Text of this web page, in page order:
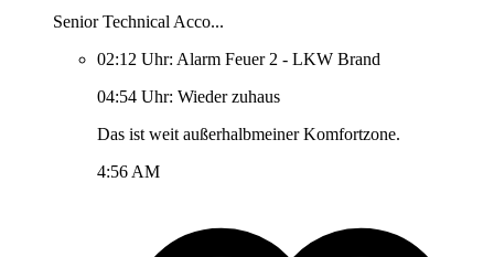
Senior Technical Acco...
02:12 Uhr: Alarm Feuer 2 - LKW Brand
04:54 Uhr: Wieder zuhaus
Das ist weit außerhalbmeiner Komfortzone.
4:56 AM